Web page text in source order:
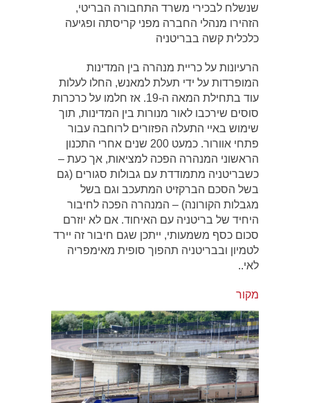
שנשלח לבכירי משרד התחבורה הבריטי,
הזהירו מנהלי החברה מפני קריסתה ופגיעה
כלכלית קשה בבריטניה
הרעיונות על כריית מנהרה בין המדינות
המופרדות על ידי תעלת למאנש, החלו לעלות
עוד בתחילת המאה ה-19. אז חלמו על כרכרות
סוסים שירכבו לאור מנורות בין המדינות, תוך
שימוש באיי התעלה הפזורים לרוחבה עבור
פתחי אוורור. כמעט 200 שנים אחרי התכנון
הראשוני המנהרה הפכה למציאות, אך כעת –
כשבריטניה מתמודדת עם גבולות סגורים (גם
בשל הסכם הברקזיט המתעכב וגם בשל
מגבלות הקורונה) – המנהרה הפכה לחיבור
היחיד של בריטניה עם האיחוד. אם לא יוזרם
סכום כסף משמעותי, ייתכן שגם חיבור זה יירד
לטמיון ובבריטניה תהפוך סופית מאימפריה
לאי..
מקור